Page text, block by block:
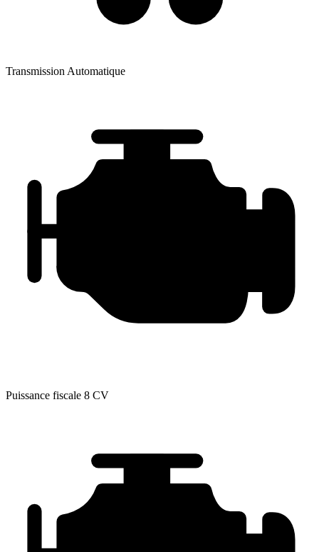
Transmission Automatique
Puissance fiscale 8 CV